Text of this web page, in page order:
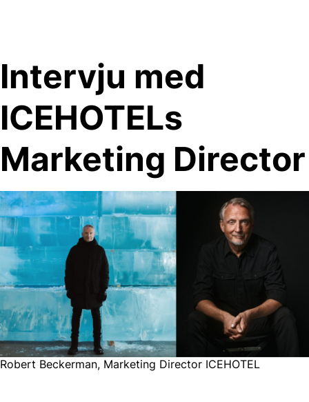
Intervju med
ICEHOTELs
Marketing Director
Robert Beckerman, Marketing Director ICEHOTEL